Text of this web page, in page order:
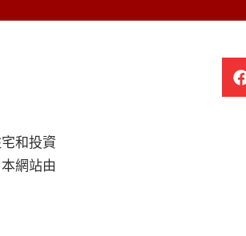
和投資
網站由
銀
髮
住